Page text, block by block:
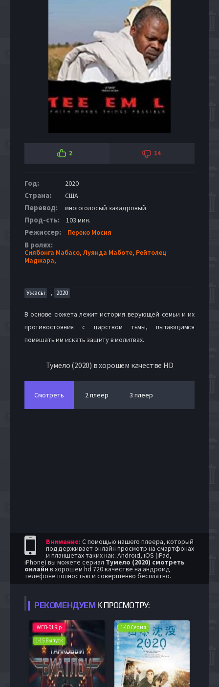
2 14
Год: 2020
Страна: США
Перевод: многоголосый закадровый
Прод-сть: 103 мин.
Режиссер: Переко Мосия
В ролях:
Сиябонга Мабасо,Луянда Маботе, Рейтолец
Маджара,
Ужасы , 2020
В основе сюжета лежит история верующей семьи и их
противостояния с царством тьмы, пытающимся
помешать им искать защиту в молитвах.
Тумело (2020) в хорошем качестве HD
Смотреть 2 плеер 3 плеер
Внимание: С помощью нашего плеера, который
поддерживает онлайн просмотр на смартфонах
и планшетах таких как: Android, iOS (iPad,
iPhone) вы можете сериал Тумело (2020) смотреть
онлайн в хорошем hd 720 качестве на андроид
телефоне полностью и совершенно бесплатно.
РЕКОМЕНДУЕМ К ПРОСМОТРУ:
WEB-DLRip
1-15 Выпуск
1-10 Серия